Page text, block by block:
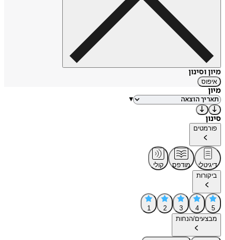
מיון וסינון
איפוס
מיון
▾
סינון
פורמטים
דיגיטלי מודפס
קולי
ביקורות
5
4
3
2
1
מבצעים/הנחות